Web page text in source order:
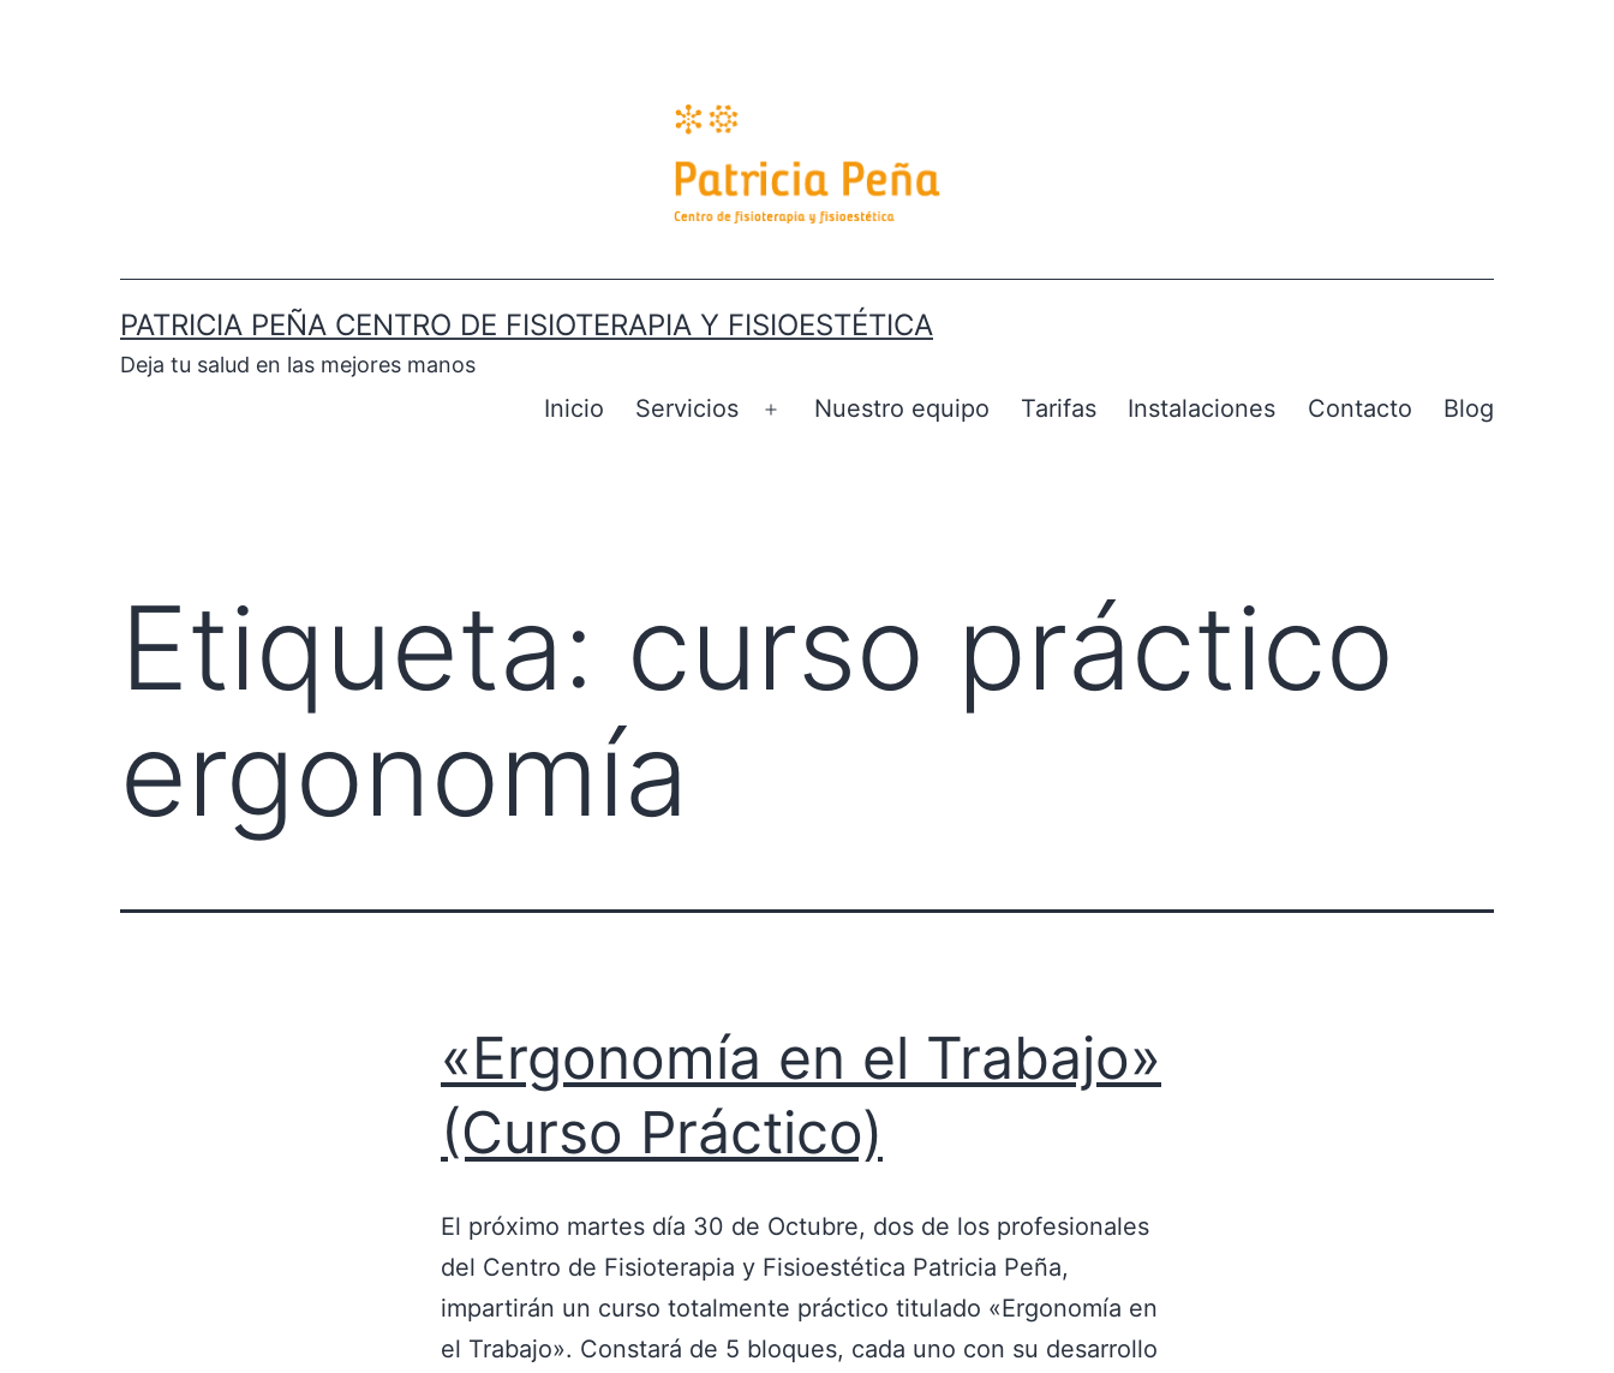
PATRICIA PEÑA CENTRO DE FISIOTERAPIA Y FISIOESTÉTICA
Deja tu salud en las mejores manos
Inicio Servicios Nuestro equipo Tarifas Instalaciones Contacto Blog
Etiqueta: curso práctico
ergonomía
«Ergonomía en el Trabajo»
(Curso Práctico)
El próximo martes día 30 de Octubre, dos de los profesionales
del Centro de Fisioterapia y Fisioestética Patricia Peña,
impartirán un curso totalmente práctico titulado «Ergonomía en
el Trabajo». Constará de 5 bloques, cada uno con su desarrollo